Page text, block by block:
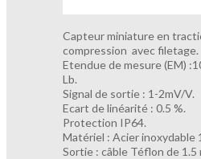
Capteur miniature en
compression avec filetage.
Etendue de mesure (EM)
Lb.
Signal de sortie : 1-2mV/V.
Ecart de linéarité : 0.5 %.
Protection IP64.
Matériel : Acier inoxydable
Sortie : câble Téflon de 1.5